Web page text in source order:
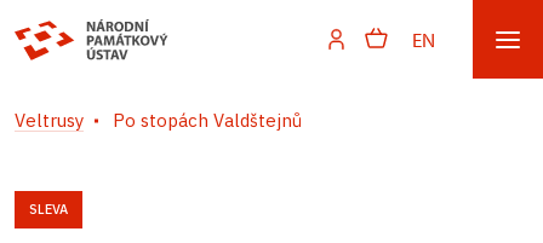
EN
Veltrusy Po stopách Valdštejnů
SLEVA